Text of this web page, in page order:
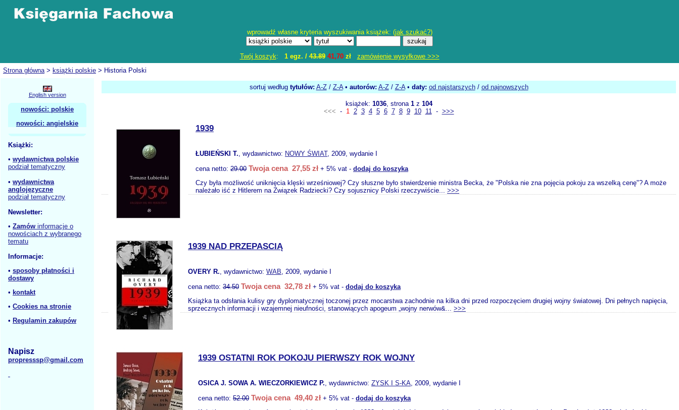
wprowadź własne kryteria wyszukiwania książek: (jak szukać?)
Twój koszyk: 1 egz. /43.89 41,70zł
zamówienie wysyłkowe >>>
Strona główna> książki polskie > Historia Polski
English version
nowości: polskie
nowości: angielskie
Książki:
• wydawnictwa polskie
podział tematyczny
• wydawnictwa
anglojęzyczne
podział tematyczny
Newsletter:
• Zamów informacje o
nowościach z wybranego
tematu
Informacje:
• sposoby płatności i
dostawy
• kontakt
• Cookies na stronie
• Regulamin zakupów
Napisz
propresssp@gmail.com
sortuj według tytułów: A-Z/ Z-A• autorów: A-Z/ Z-A• daty: od najstarszych/ od najnowszych
książek: 1036, strona 1z 104
<<< - 1 2 3 4 5 6 7 8 9 10 11- >>>
1939
ŁUBIEŃSKI T., wydawnictwo: NOWY ŚWIAT, 2009, wydanie I
cena netto: 29.00 Twoja cena 27,55 zł + 5% vat - dodaj do koszyka
Czy była możliwość uniknięcia klęski wrześniowej? Czy słuszne było stwierdzenie ministra Becka, że "Polska nie zna pojęcia pokoju za wszelką cenę"? A może
należało iść z Hitlerem na Związek Radziecki? Czy sojusznicy Polski rzeczywiście... >>>
1939 NAD PRZEPASCIĄ
OVERY R., wydawnictwo: WAB, 2009, wydanie I
cena netto: 34.50 Twoja cena 32,78 zł + 5% vat - dodaj do koszyka
Książka ta odsłania kulisy gry dyplomatycznej toczonej przez mocarstwa zachodnie na kilka dni przed rozpoczęciem drugiej wojny światowej. Dni pełnych napięcia,
sprzecznych informacji i wzajemnej nieufności, stanowiących apogeum „wojny nerwów&... >>>
1939 OSTATNI ROK POKOJU PIERWSZY ROK WOJNY
OSICA J. SOWA A. WIECZORKIEWICZ P., wydawnictwo: ZYSK I S-KA, 2009, wydanie I
cena netto: 52.00 Twoja cena 49,40 zł + 5% vat - dodaj do koszyka